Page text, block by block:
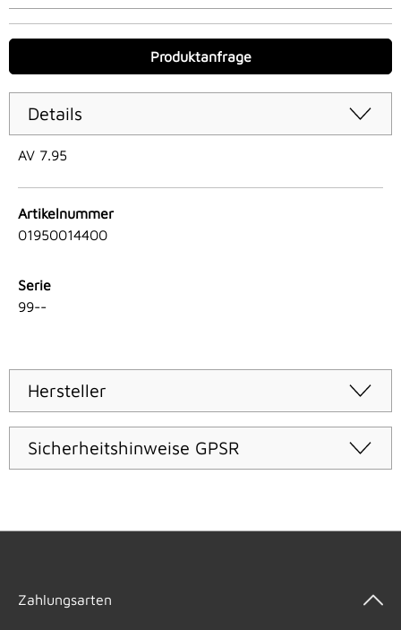
Produktanfrage
Details
AV 7.95
Artikelnummer
01950014400
Serie
99--
Hersteller
Sicherheitshinweise GPSR
Zahlungsarten